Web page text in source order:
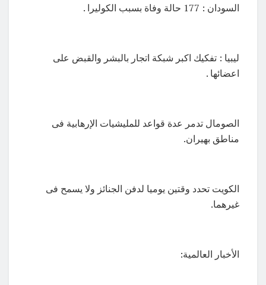
السودان : 177 حالة وفاة بسبب الكوليرا .
ليبيا : تفكيك اكبر شبكة اتجار بالبشر والقبض على
اعضائها .
الصومال تدمر عدة قواعد للمليشيات الإرهابية فى
مناطق بهيران.
الكويت تحدد وقتين يوميا لدفن الجنائز ولا يسمح فى
غيرهما.
الأخبار العالمية: